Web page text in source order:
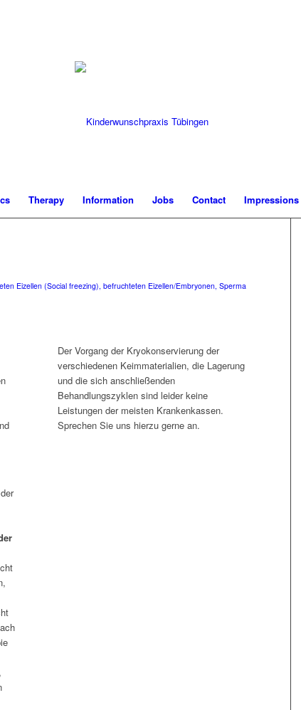
Therapy Information Jobs Contact Impressions
Eizellen (Social freezing), befruchteten Eizellen/Embryonen, Sperma
Der Vorgang der Kryokonservierung der
verschiedenen Keimmaterialien, die Lagerung
und die sich anschließenden
Behandlungszyklen sind leider keine
Leistungen der meisten Krankenkassen.
Sprechen Sie uns hierzu gerne an.